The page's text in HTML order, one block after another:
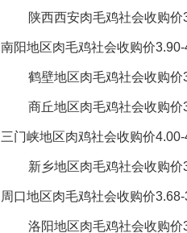
陕西西安肉毛鸡社会收购价
南阳地区肉毛鸡社会收购价
鹤壁地区肉毛鸡社会收购价
商丘地区肉毛鸡社会收购价
三门峡地区肉鸡社会收购价
新乡地区肉毛鸡社会收购价
周口地区肉毛鸡社会收购价
洛阳地区肉毛鸡社会收购价